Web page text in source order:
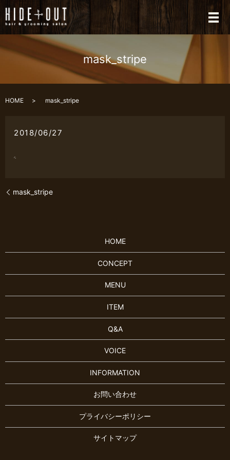
メ
mask_stripe
HOME mask_stripe
2018/06/27
mask_stripe
HOME
CONCEPT
MENU
ITEM
Q&A
VOICE
INFORMATION
お問い合わせ
プライバシーポリシー
サイトマップ